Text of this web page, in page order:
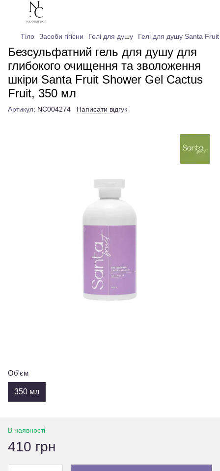
Тіло Засоби гігієни Гелі для душу Гелі для душу Santa Fruit
Безсульфатний гель для душу для
глибокого очищення та зволоження
шкіри Santa Fruit Shower Gel Cactus
Fruit, 350 мл
Артикул: NC004274 Написати відгук
Об'єм
350 мл
В наявності
410 грн